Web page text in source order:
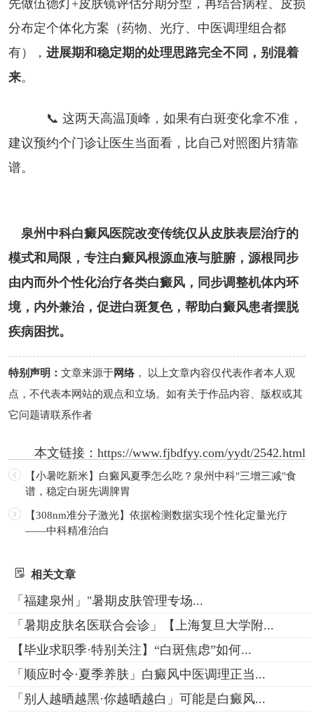
先做伍德灯+皮肤镜评估分期分型，再结合病程、皮损
分布定个体化方案（药物、光疗、中医调理组合都
有）， 进展期和稳定期的处理思路完全不同，别混着
来。
📞 这两天高温顶峰，如果有白斑变化拿不准，
建议预约个门诊让医生当面看，比自己对照图片猜靠
谱。
泉州中科白癜风医院改变传统仅从皮肤表层治疗的
模式和局限，专注白癜风根源血液与脏腑，源根同步
由内而外个性化治疗各类白癜风，同步调整机体内环
境，内外兼治，促进白斑复色，帮助白癜风患者摆脱
疾病困扰。
特别声明： 文章来源于网络， 以上文章内容仅代表作者本人观
点，不代表本网站的观点和立场。如有关于作品内容、版权或其
它问题请联系作者
本文链接：https://www.fjbdfyy.com/yydt/2542.html
【小暑吃新米】白癜风夏季怎么吃？泉州中科"三增三减"食
谱，稳定白斑先调脾胃
【308nm准分子激光】依据检测数据实现个性化定量光疗
——中科精准治白
相关文章
「福建泉州」"暑期皮肤管理专场...
「暑期皮肤名医联合会诊」【上海复旦大学附...
【毕业求职季·特别关注】“白斑焦虑”如何...
「顺应时令·夏季养肤」白癜风中医调理正当...
「别人越晒越黑·你越晒越白」可能是白癜风...